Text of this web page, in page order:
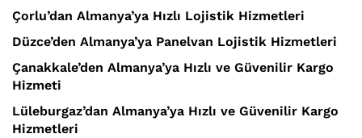
Çorlu’dan Almanya’ya Hızlı Lojistik Hizmetleri
Düzce’den Almanya’ya Panelvan Lojistik Hizmetleri
Çanakkale’den Almanya’ya Hızlı ve Güvenilir Kargo
Hizmeti
Lüleburgaz’dan Almanya’ya Hızlı ve Güvenilir Kargo
Hizmetleri